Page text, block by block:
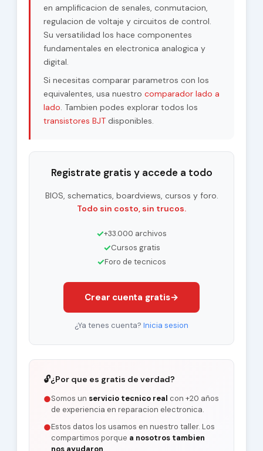
Power Dissipation
(Pc)
0.15 W
Forward Current
Transfer Ratio
en amplificacion de senales, conmutacion,
regulacion de voltaje y circuitos de control.
Su versatilidad los hace componentes
fundamentales en electronica analogica y
digital.
Si necesitas comparar parametros con los
equivalentes, usa nuestro comparador lado a
lado. Tambien podes explorar todos los
transistores BJTdisponibles.
Registrate gratis y accede a todo
BIOS, schematics, boardviews, cursos y foro.
Todo sin costo, sin trucos.
✓+33.000 archivos
✓Cursos gratis
✓Foro de tecnicos
Crear cuenta gratis→
¿Ya tenes cuenta? Inicia sesion
🔓¿Por que es gratis de verdad?
●Somos un servicio tecnico real con +20 años
de experiencia en reparacion electronica.
●Estos datos los usamos en nuestro taller. Los
compartimos porque a nosotros tambien
nos ayudaron